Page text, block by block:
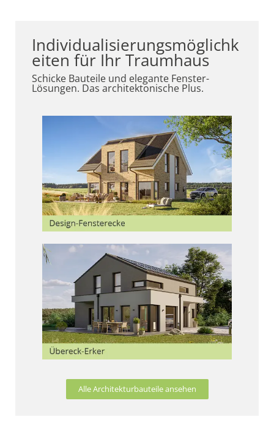
Individualisierungsmöglichk
eiten für Ihr Traumhaus
Schicke Bauteile und elegante Fenster-
Lösungen. Das architektonische Plus.
Alle Architekturbauteile ansehen